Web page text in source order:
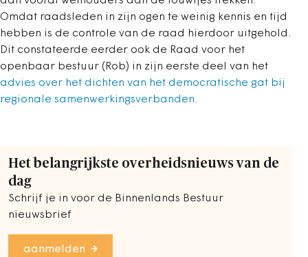
Omdat raadsleden in zijn ogen te weinig kennis en tijd
hebben is de controle van de raad hierdoor uitgehold.
Dit constateerde eerder ook de Raad voor het
openbaar bestuur (Rob) in zijn eerste deel van het
advies over het dichten van het democratische gat bij
regionale samenwerkingsverbanden.
Het belangrijkste overheidsnieuws van de
dag
Schrijf je in voor de Binnenlands Bestuur
nieuwsbrief
aanmelden